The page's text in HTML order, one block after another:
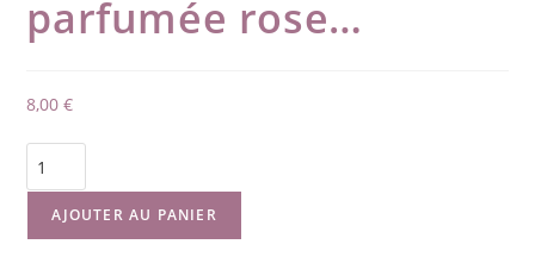
parfumée rose…
8,00€
AJOUTER AU PANIER